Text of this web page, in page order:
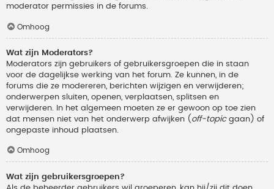
moderator permissies in de forums.
Omhoog
Wat zijn Moderators?
Moderators zijn gebruikers of gebruikersgroepen die in staan
voor de dagelijkse werking van het forum. Ze kunnen, in de
forums die ze modereren, berichten wijzigen en verwijderen;
onderwerpen sluiten, openen, verplaatsen, splitsen en
verwijderen. In het algemeen moeten ze er gewoon op toe zien
dat mensen niet van het onderwerp afwijken ( off-topicgaan) of
ongepaste inhoud plaatsen.
Omhoog
Wat zijn gebruikersgroepen?